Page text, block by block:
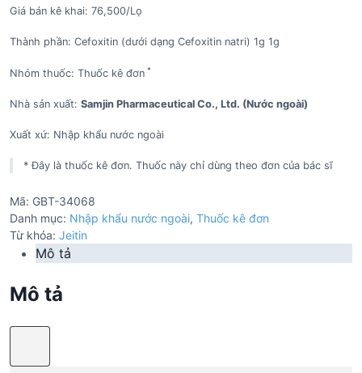
Giá bán kê khai: 76,500/Lọ
Thành phần: Cefoxitin (dưới dạng Cefoxitin natri) 1g 1g
Nhóm thuốc: Thuốc kê đơn *
Nhà sản xuất: Samjin Pharmaceutical Co., Ltd. (Nước ngoài)
Xuất xứ: Nhập khẩu nước ngoài
* Đây là thuốc kê đơn. Thuốc này chỉ dùng theo đơn của bác sĩ
Mã: GBT-34068
Danh mục: Nhập khẩu nước ngoài, Thuốc kê đơn
Từ khóa: Jeitin
Mô tả
Mô tả